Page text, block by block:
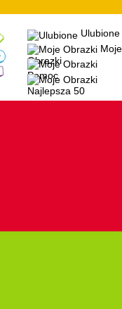
Ulubione
Moje
Obrazki
Pomoc
Najlepsza 50